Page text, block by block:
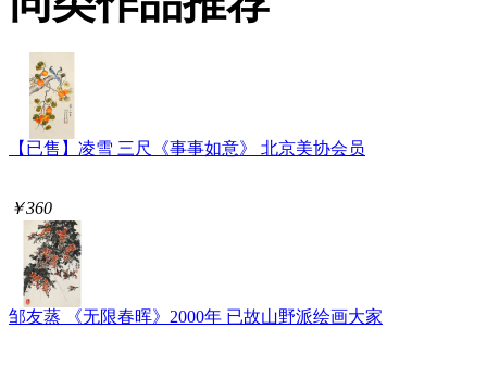
【已售】凌雪 三尺《事事如意》 北京美协会员
￥360
邹友蒸 《无限春晖》2000年 已故山野派绘画大家